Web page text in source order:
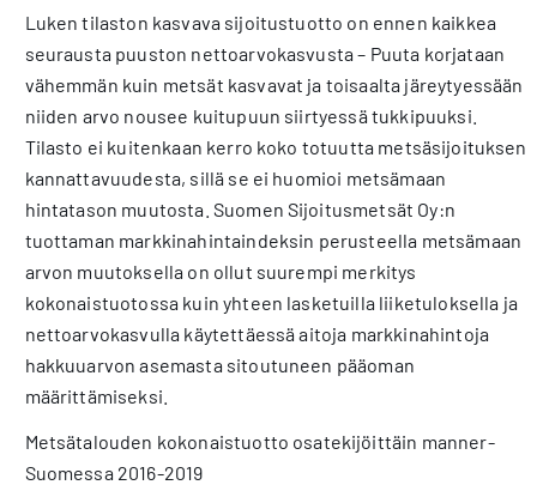
Luken tilaston kasvava sijoitustuotto on ennen kaikkea
seurausta puuston nettoarvokasvusta – Puuta korjataan
vähemmän kuin metsät kasvavat ja toisaalta järeytyessään
niiden arvo nousee kuitupuun siirtyessä tukkipuuksi.
Tilasto ei kuitenkaan kerro koko totuutta metsäsijoituksen
kannattavuudesta, sillä se ei huomioi metsämaan
hintatason muutosta. Suomen Sijoitusmetsät Oy:n
tuottaman markkinahintaindeksin perusteella metsämaan
arvon muutoksella on ollut suurempi merkitys
kokonaistuotossa kuin yhteen lasketuilla liiketuloksella ja
nettoarvokasvulla käytettäessä aitoja markkinahintoja
hakkuuarvon asemasta sitoutuneen pääoman
määrittämiseksi.
Metsätalouden kokonaistuotto osatekijöittäin manner-
Suomessa 2016-2019